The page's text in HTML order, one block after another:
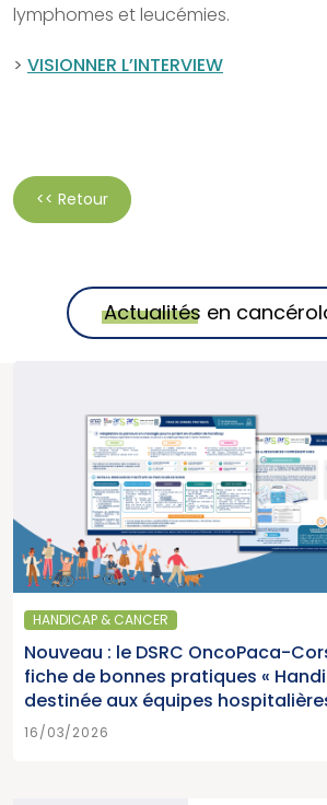
lymphomes et leucémies.
> VISIONNER L’INTERVIEW
<< Retour
Actualités en
HANDICAP & CANCER
Nouveau : le DSRC OncoPaca-
fiche de bonnes pratiques «
destinée aux équipes
16/03/2026